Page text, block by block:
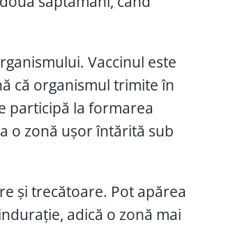
Vaccinul este
că organismul trimite în
participă la formarea
o zonă ușor întărită sub
și trecătoare. Pot apărea
adică o zonă mai